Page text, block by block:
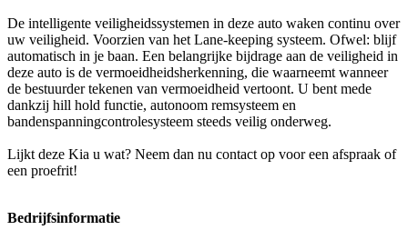
De intelligente veiligheidssystemen in deze auto waken continu over
uw veiligheid. Voorzien van het Lane-keeping systeem. Ofwel: blijf
automatisch in je baan. Een belangrijke bijdrage aan de veiligheid in
deze auto is de vermoeidheidsherkenning, die waarneemt wanneer
de bestuurder tekenen van vermoeidheid vertoont. U bent mede
dankzij hill hold functie, autonoom remsysteem en
bandenspanningcontrolesysteem steeds veilig onderweg.
Lijkt deze Kia u wat? Neem dan nu contact op voor een afspraak of
een proefrit!
Bedrijfsinformatie